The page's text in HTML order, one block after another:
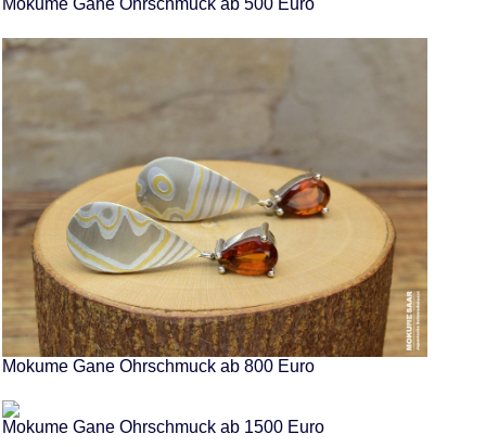
Mokume Gane Ohrschmuck ab 500 Euro
Mokume Gane Ohrschmuck ab 800 Euro
Mokume Gane Ohrschmuck ab 1500 Euro